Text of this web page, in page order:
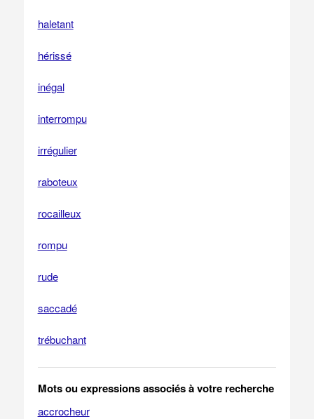
haletant
hérissé
inégal
interrompu
irrégulier
raboteux
rocailleux
rompu
rude
saccadé
trébuchant
Mots ou expressions associés à votre recherche
accrocheur